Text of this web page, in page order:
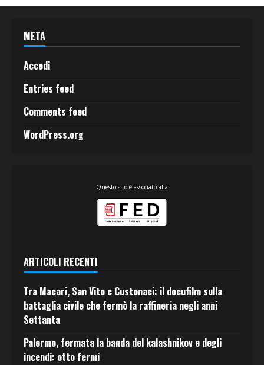
META
Accedi
Entries feed
Comments feed
WordPress.org
Questo sito è associato alla
ARTICOLI RECENTI
Tra Macari, San Vito e Custonaci: il docufilm sulla
battaglia civile che fermò la raffineria negli anni
Settanta
Palermo, fermata la banda del kalashnikov e degli
incendi: otto fermi